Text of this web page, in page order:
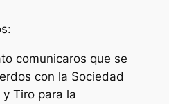
comunicaros que se
con la Sociedad
Tiro para la